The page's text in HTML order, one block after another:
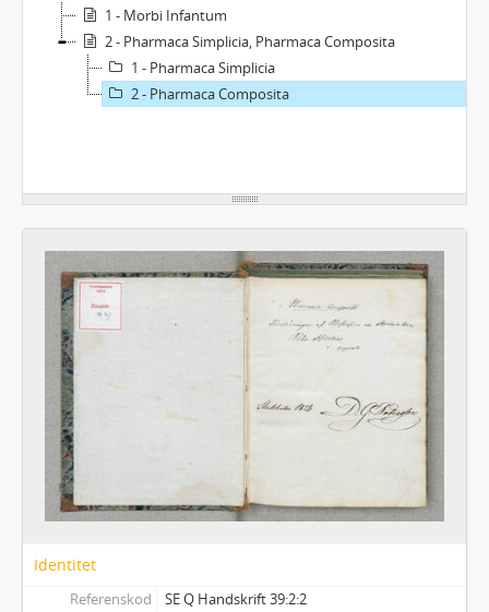
1 - Morbi Infantum
2 - Pharmaca Simplicia, Pharmaca Composita
1 - Pharmaca Simplicia
2 - Pharmaca Composita
Identitet
Referenskod
SE Q Handskrift 39:2:2